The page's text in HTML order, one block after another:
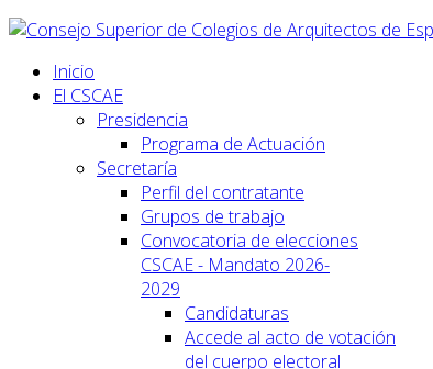
Inicio
El CSCAE
Presidencia
Programa de Actuación
Secretaría
Perfil del contratante
Grupos de trabajo
Convocatoria de elecciones
CSCAE - Mandato 2026-
2029
Candidaturas
Accede al acto de votación
del cuerpo electoral